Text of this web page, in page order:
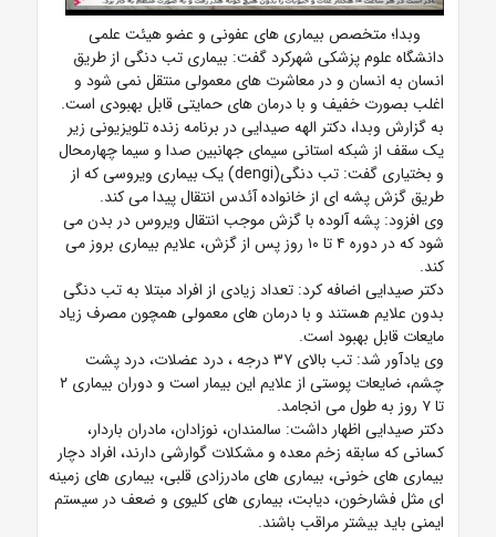
وبدا؛ متخصص بیماری های عفونی و عضو هیئت علمی
دانشگاه علوم پزشکی شهرکرد گفت: بیماری تب دنگی از طریق
انسان به انسان و در معاشرت های معمولی منتقل نمی شود و
اغلب بصورت خفیف و با درمان های حمایتی قابل بهبودی است.
به گزارش وبدا، دکتر الهه صیدایی در برنامه زنده تلویزیونی زیر
یک سقف از شبکه استانی سیمای جهانبین صدا و سیما چهارمحال
و بختیاری گفت: تب دنگی(dengi) یک بیماری ویروسی که از
طریق گزش پشه ای از خانواده آئدس انتقال پیدا می کند.
وی افزود: پشه آلوده با گزش موجب انتقال ویروس در بدن می
شود که در دوره ۴ تا ۱۰ روز پس از گزش، علایم بیماری بروز می
کند.
دکتر صیدایی اضافه کرد: تعداد زیادی از افراد مبتلا به تب دنگی
بدون علایم هستند و با درمان های معمولی همچون مصرف زیاد
مایعات قابل بهبود است.
وی یادآور شد: تب بالای ۳۷ درجه ، درد عضلات، درد پشت
چشم، ضایعات پوستی از علایم این بیمار است و دوران بیماری ۲
تا ۷ روز به طول می انجامد.
دکتر صیدایی اظهار داشت: سالمندان، نوزادان، مادران باردار،
کسانی که سابقه زخم معده و مشکلات گوارشی دارند، افراد دچار
بیماری های خونی، بیماری های مادرزادی قلبی، بیماری های زمینه
ای مثل فشارخون، دیابت، بیماری های کلیوی و ضعف در سیستم
ایمنی باید بیشتر مراقب باشند.